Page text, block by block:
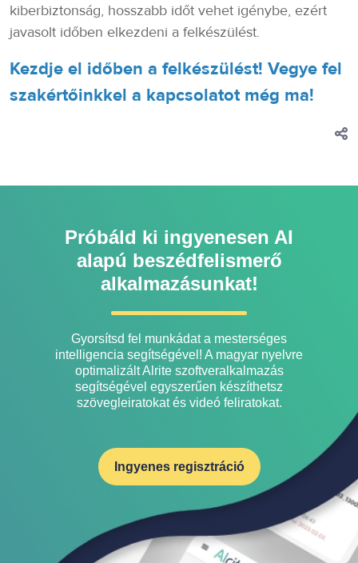
kiberbiztonság, hosszabb időt vehet igénybe, ezért
javasolt időben elkezdeni a felkészülést.
Kezdje el időben a felkészülést! Vegye fel
szakértőinkkel a kapcsolatot még ma!
Próbáld ki ingyenesen AI
alapú beszédfelismerő
alkalmazásunkat!
Gyorsítsd fel munkádat a mesterséges
intelligencia segítségével! A magyar nyelvre
optimalizált Alrite szoftveralkalmazás
segítségével egyszerűen készíthetsz
szövegleiratokat és videó feliratokat.
Ingyenes regisztráció